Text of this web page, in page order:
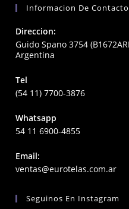
Informacion De Contacto
Direccion:
Guido Spano 3754
Argentina
Tel
(54 11) 7700-3876
Whatsapp
54 11 6900-4855
Email:
ventas@eurotelas.com.ar
Seguinos En Instagram